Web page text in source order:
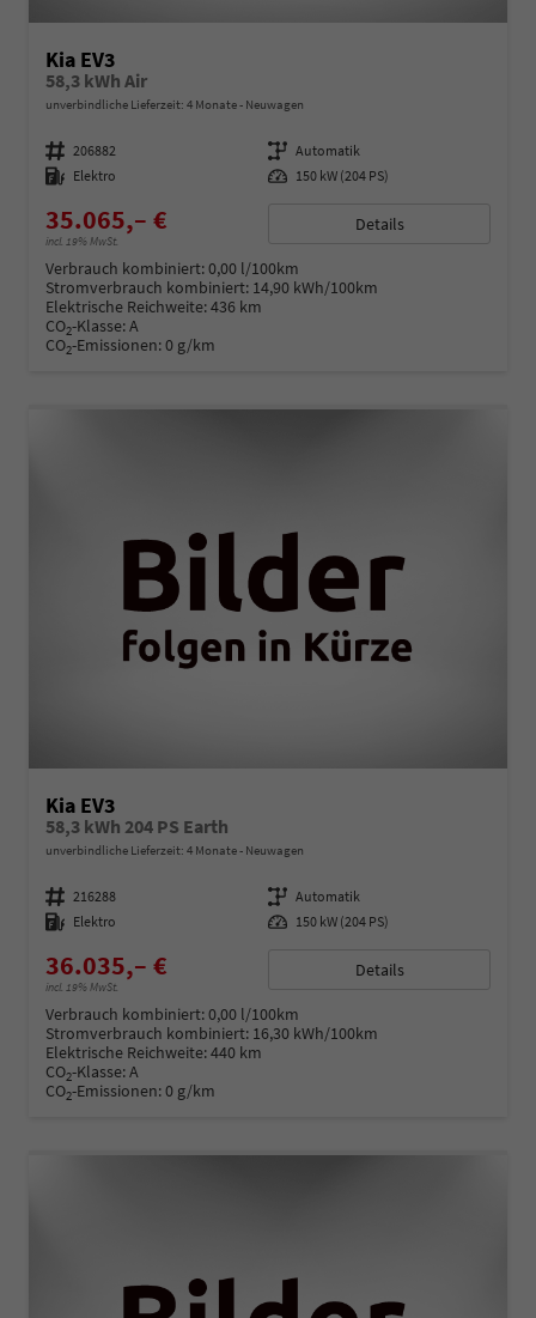
Kia EV3
58,3 kWh Air
unverbindliche Lieferzeit: 4 Monate Neuwagen
Fahrzeugnummer 206882 Getriebe Automatik
Kraftstoff Elektro Leistung 150 kW (204 PS)
35.065,– €
incl. 19% MwSt.
Details
Verbrauch kombiniert:0,00 l/100km
Stromverbrauch kombiniert: 14,90 kWh/100km
Elektrische Reichweite:436 km
CO2-Klasse:A
CO2-Emissionen:0 g/km
Kia EV3
58,3 kWh 204 PS Earth
unverbindliche Lieferzeit: 4 Monate Neuwagen
Fahrzeugnummer 216288 Getriebe Automatik
Kraftstoff Elektro Leistung 150 kW (204 PS)
36.035,– €
incl. 19% MwSt.
Details
Verbrauch kombiniert:0,00 l/100km
Stromverbrauch kombiniert: 16,30 kWh/100km
Elektrische Reichweite:440 km
CO2-Klasse:A
CO2-Emissionen:0 g/km